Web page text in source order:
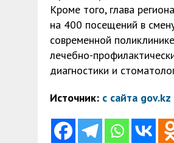
Кроме того, глава
на 400 посещений в
современной
лечебно-
диагностики и
Источник: с сайта gov.kz